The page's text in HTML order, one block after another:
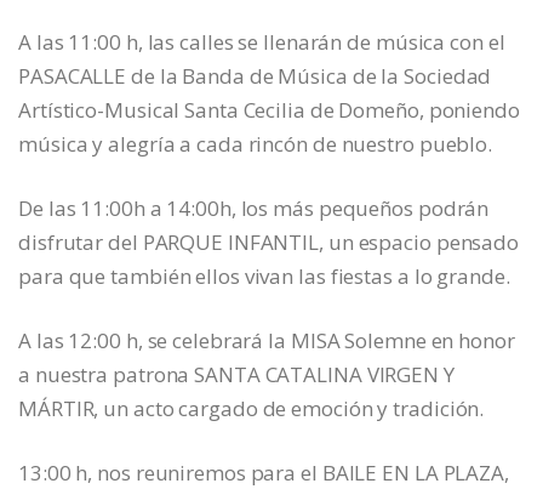
A las 11:00 h, las calles se llenarán de música con el
PASACALLE de la Banda de Música de la Sociedad
Artístico-Musical Santa Cecilia de Domeño, poniendo
música y alegría a cada rincón de nuestro pueblo.
De las 11:00h a 14:00h, los más pequeños podrán
disfrutar del PARQUE INFANTIL, un espacio pensado
para que también ellos vivan las fiestas a lo grande.
A las 12:00 h, se celebrará la MISA Solemne en honor
a nuestra patrona SANTA CATALINA VIRGEN Y
MÁRTIR, un acto cargado de emoción y tradición.
13:00 h, nos reuniremos para el BAILE EN LA PLAZA,